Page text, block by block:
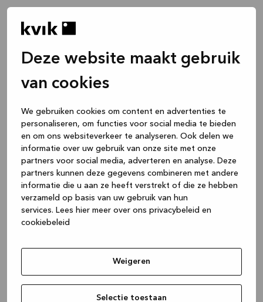
Deze website maakt gebruik
van cookies
We gebruiken cookies om content en advertenties te
personaliseren, om functies voor social media te bieden
en om ons websiteverkeer te analyseren. Ook delen we
informatie over uw gebruik van onze site met onze
partners voor social media, adverteren en analyse. Deze
partners kunnen deze gegevens combineren met andere
informatie die u aan ze heeft verstrekt of die ze hebben
verzameld op basis van uw gebruik van hun
services. Lees hier meer over ons privacybeleid en
cookiebeleid
Weigeren
Selectie toestaan
(see the browser console for more
information).